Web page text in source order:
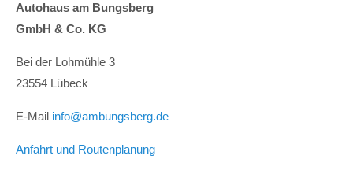
Autohaus am Bungsberg
GmbH & Co. KG
Bei der Lohmühle 3
23554 Lübeck
E-Mail info@ambungsberg.de
Anfahrt und Routenplanung